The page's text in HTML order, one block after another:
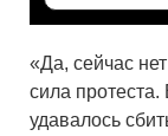
«Да, сейчас
сила
удавалось